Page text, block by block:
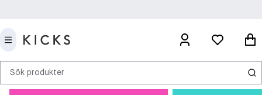
Sök produkter